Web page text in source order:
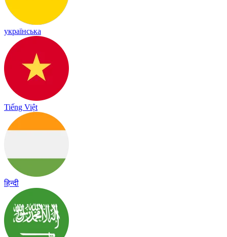
українська
Tiếng Việt
हिन्दी